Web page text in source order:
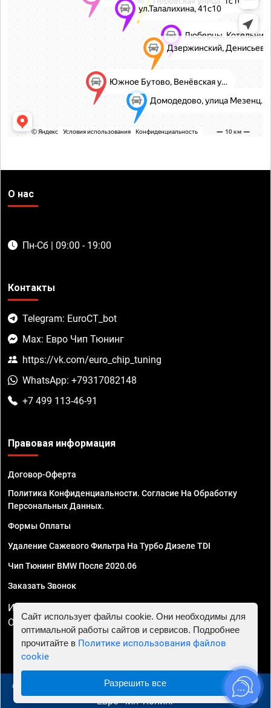
О нас
Пн-Сб | 09:00 - 19:00
Контакты
Telegram: EuroCT_bot
Max: Евро Чип Тюнинг
https://vk.com/euro_chip_tuning
WhatsApp: +79317082148
+7 499 113-46-91
Правовая информация
Договор-Оферта
Политика Конфиденциальности. Согласие На Обработку
Персональных Данных.
Формы Оплаты
Удаление Сажевого Фильтра На Турбо Дизеле TDI
Чип Тюнинг BMW После 2020.06
Заказать Звонок
ИП Смирнов Георгий Павлович. ИНН 781302555843,
ОГРНИП 324470400032610
© 2010 - 2026 Чип тюнинг в Москве и МО - Автосервис
"Евро Чип Тюнинг"
Сайт использует файлы cookie. Они необходимы для
оптимальной работы сайтов и сервисов. Подробнее
прочитайте в Политике использования файлов
cookie
Разрешить все